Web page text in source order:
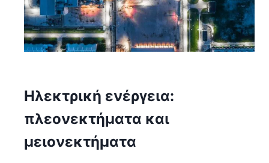
Ηλεκτρική ενέργεια:
πλεονεκτήματα και
μειονεκτήματα